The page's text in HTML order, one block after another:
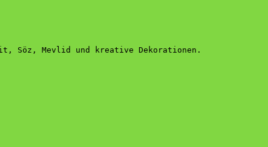
Söz, Mevlid und kreative Dekorationen.